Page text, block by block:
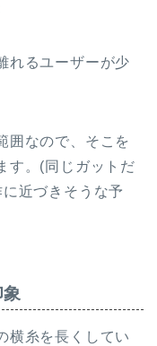
れるユーザーが少
囲なので、そこを
す。(同じガットだ
近づきそうな予
象
横糸を長くしてい